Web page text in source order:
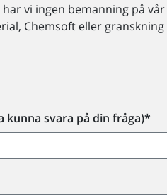
har vi ingen bemanning på
Chemsoft eller
kunna svara på din fråga)*